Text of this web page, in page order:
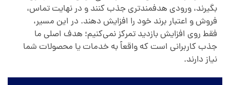
ئ
و
بگیرند، ورودی هدفمندتری جذب کنند و در نهایت تماس،
فروش و اعتبار برند خود را افزایش دهند. در این مسیر،
فقط روی افزایش بازدید تمرکز نمی‌کنیم؛ هدف اصلی ما
جذب کاربرانی است که واقعاً به خدمات یا محصولات شما
نیاز دارند.